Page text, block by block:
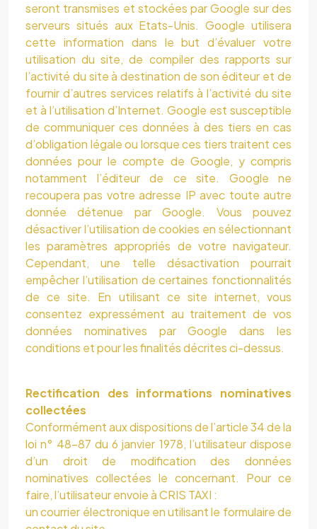
seront transmises et stockées par Google sur des
serveurs situés aux Etats-Unis. Google utilisera
cette information dans le but d’évaluer votre
utilisation du site, de compiler des rapports sur
l’activité du site à destination de son éditeur et de
fournir d’autres services relatifs à l’activité du site
et à l’utilisation d’Internet. Google est susceptible
de communiquer ces données à des tiers en cas
d’obligation légale ou lorsque ces tiers traitent ces
données pour le compte de Google, y compris
notamment l’éditeur de ce site. Google ne
recoupera pas votre adresse IP avec toute autre
donnée détenue par Google. Vous pouvez
désactiver l’utilisation de cookies en sélectionnant
les paramètres appropriés de votre navigateur.
Cependant, une telle désactivation pourrait
empêcher l’utilisation de certaines fonctionnalités
de ce site. En utilisant ce site internet, vous
consentez expressément au traitement de vos
données nominatives par Google dans les
conditions et pour les finalités décrites ci-dessus.
Rectification des informations nominatives
collectées
Conformément aux dispositions de l’article 34 de la
loi n° 48-87 du 6 janvier 1978, l’utilisateur dispose
d’un droit de modification des données
nominatives collectées le concernant. Pour ce
faire, l’utilisateur envoie àCRIS TAXI :
un courrier électronique en utilisant le formulaire de